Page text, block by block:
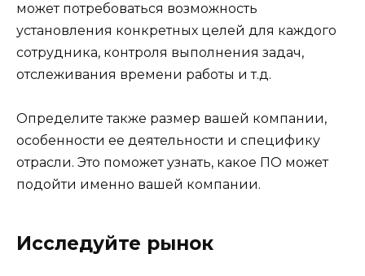
может потребоваться возможность
установления конкретных целей для каждого
сотрудника, контроля выполнения задач,
отслеживания времени работы и т.д.
Определите также размер вашей компании,
особенности ее деятельности и специфику
отрасли. Это поможет узнать, какое ПО может
подойти именно вашей компании.
Исследуйте рынок